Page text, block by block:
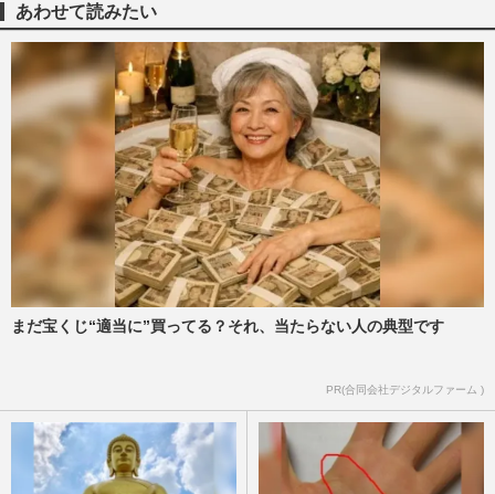
あわせて読みたい
まだ宝くじ“適当に”買ってる？それ、当たらない人の典型です
PR(合同会社デジタルファーム )